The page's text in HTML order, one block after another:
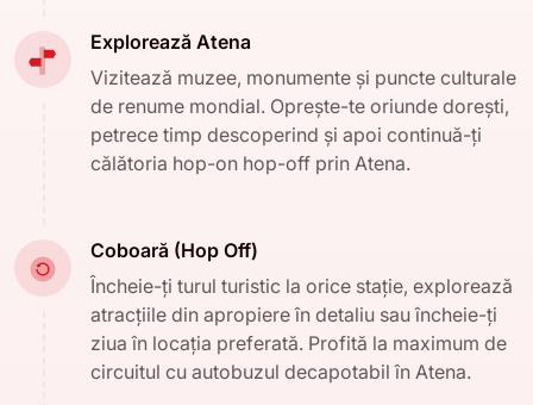
Explorează Atena
Vizitează muzee, monumente și puncte culturale
de renume mondial. Oprește-te oriunde dorești,
petrece timp descoperind și apoi continuă-ți
călătoria hop-on hop-off prin Atena.
Coboară (Hop Off)
Încheie-ți turul turistic la orice stație, explorează
atracțiile din apropiere în detaliu sau încheie-ți
ziua în locația preferată. Profită la maximum de
circuitul cu autobuzul decapotabil în Atena.